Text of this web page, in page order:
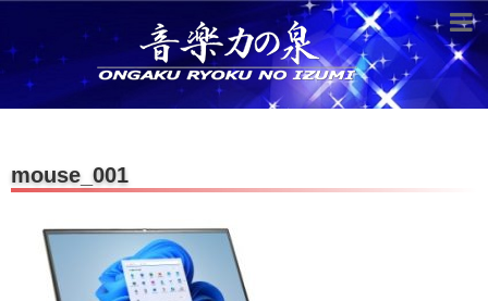
mouse_001
超役立つ知識／雑学
knowledge
音のしくみ
作曲技術
compose Tech
世界一わかりやすい音楽理論